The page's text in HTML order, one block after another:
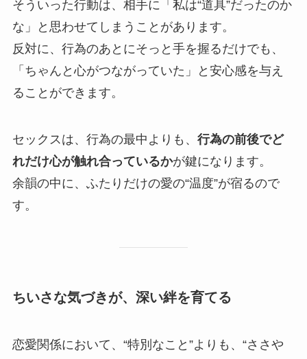
そういった行動は、相手に「私は“道具”だったのか
な」と思わせてしまうことがあります。
反対に、行為のあとにそっと手を握るだけでも、
「ちゃんと心がつながっていた」と安心感を与え
ることができます。
セックスは、行為の最中よりも、 行為の前後でど
れだけ心が触れ合っているかが鍵になります。
余韻の中に、ふたりだけの愛の“温度”が宿るので
す。
ちいさな気づきが、深い絆を育てる
恋愛関係において、“特別なこと”よりも、“ささや